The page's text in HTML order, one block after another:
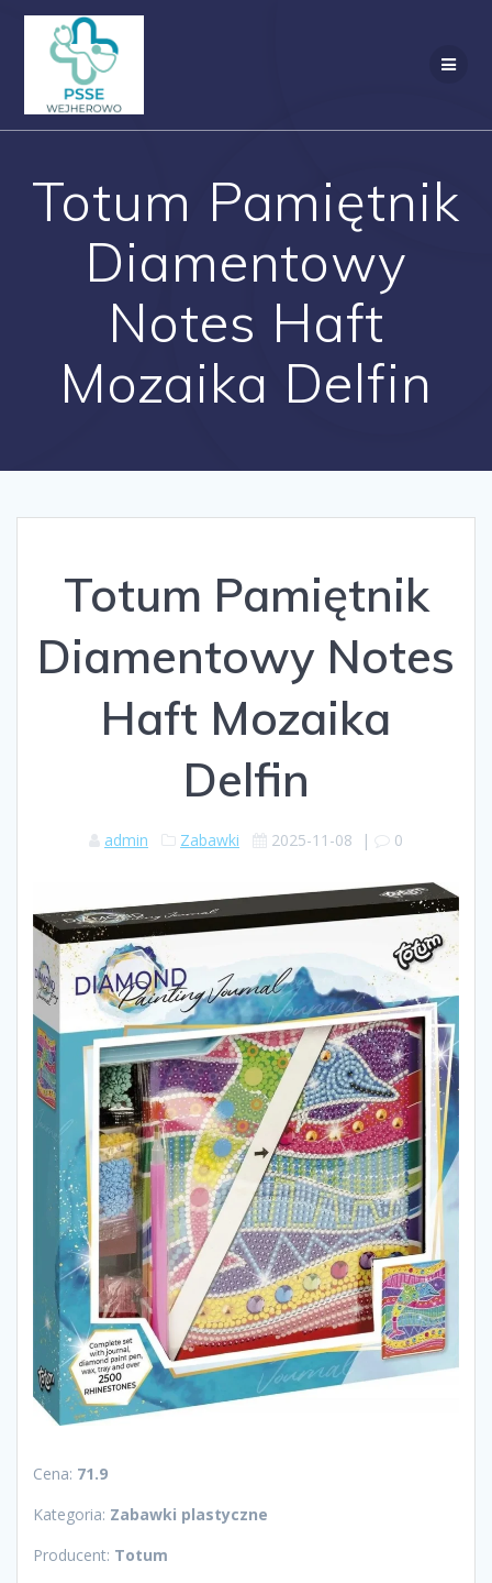
Totum Pamiętnik
Diamentowy
Notes Haft
Mozaika Delfin
Totum Pamiętnik
Diamentowy Notes
Haft Mozaika
Delfin
admin Zabawki 2025-11-08 | 0
Cena: 71.9
Kategoria: Zabawki plastyczne
Producent: Totum